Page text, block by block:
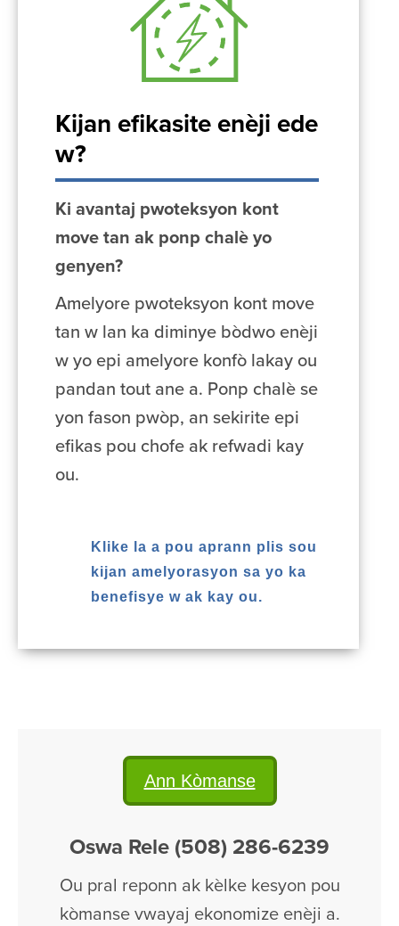
Kijan efikasite enèji ede
w?
Ki avantaj pwoteksyon kont
move tan ak ponp chalè yo
genyen?
Amelyore pwoteksyon kont move
tan w lan ka diminye bòdwo enèji
w yo epi amelyore konfò lakay ou
pandan tout ane a. Ponp chalè se
yon fason pwòp, an sekirite epi
efikas pou chofe ak refwadi kay
ou.
Klike la a pou aprann plis sou
kijan amelyorasyon sa yo ka
benefisye w ak kay ou.
Ann Kòmanse
Oswa Rele (508) 286-6239
Ou pral reponn ak kèlke kesyon pou
kòmanse vwayaj ekonomize enèji a.